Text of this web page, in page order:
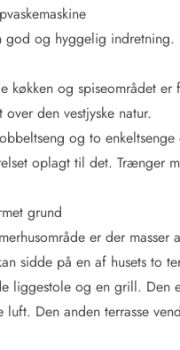
god og hyggelig
køkken og spiseområdet
den vestjyske natur.
og to
oplagt til det. Trænger
grund
er der
sidde på en af husets to
liggestole og en grill. Den
Den anden terrasse